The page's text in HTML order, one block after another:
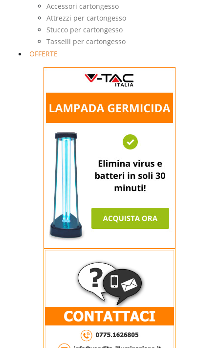
Accessori cartongesso
Attrezzi per cartongesso
Stucco per cartongesso
Tasselli per cartongesso
OFFERTE